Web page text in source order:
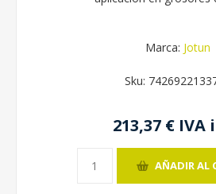
Marca: Jotun
Sku:
213,37 € IVA
AÑADIR AL